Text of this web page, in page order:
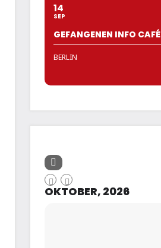
14
SEP
GEFANGENEN INFO CAFÉ
BERLIN
OKTOBER, 2026